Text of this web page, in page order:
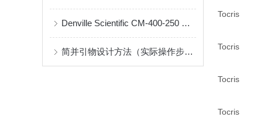
Denville Scientific CM-400-250 说明书
简并引物设计方法（实际操作步骤）
Tocris
Tocris
Tocris
Tocris